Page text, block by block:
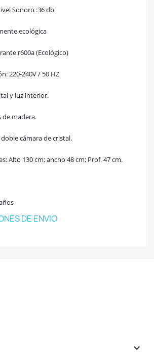
Sonoro :36 db
ecológica
r600a (Ecológico)
220-240V / 50 HZ
y luz interior.
de madera.
cámara de cristal.
Alto 130 cm; ancho 48 cm; Prof. 47 cm.
DE ENVIO
